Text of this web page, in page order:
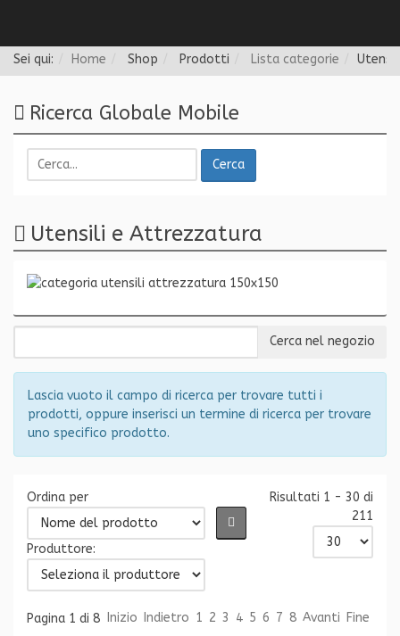
Sei qui: Home Shop Prodotti Lista categorie
Ricerca Globale Mobile
Cerca
Utensili e Attrezzatura
Lascia vuoto il campo di ricerca per trovare tutti i
prodotti, oppure inserisci un termine di ricerca per trovare
uno specifico prodotto.
Ordina per
Produttore:
Risultati 1 - 30 di
211
Inizio Indietro 1 2 3 4 5 6 7 8 Avanti Fine
Pagina 1 di 8